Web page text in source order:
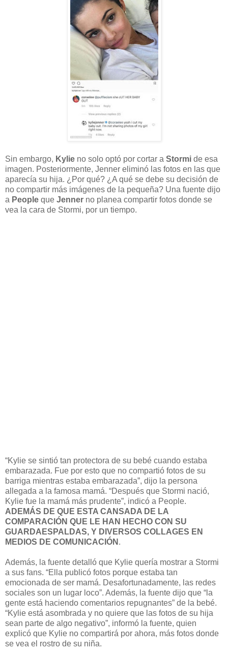
Sin embargo, Kylie no solo optó por cortar a Stormi de esa
imagen. Posteriormente, Jenner eliminó las fotos en las que
aparecía su hija. ¿Por qué? ¿A qué se debe su decisión de
no compartir más imágenes de la pequeña? Una fuente dijo
a People que Jenner no planea compartir fotos donde se
vea la cara de Stormi, por un tiempo.
“Kylie se sintió tan protectora de su bebé cuando estaba
embarazada. Fue por esto que no compartió fotos de su
barriga mientras estaba embarazada”, dijo la persona
allegada a la famosa mamá. “Después que Stormi nació,
Kylie fue la mamá más prudente”, indicó a People.
ADEMÁS DE QUE ESTA CANSADA DE LA
COMPARACIÓN QUE LE HAN HECHO CON SU
GUARDAESPALDAS, Y DIVERSOS COLLAGES EN
MEDIOS DE COMUNICACIÓN .
Además, la fuente detalló que Kylie quería mostrar a Stormi
a sus fans. “Ella publicó fotos porque estaba tan
emocionada de ser mamá. Desafortunadamente, las redes
sociales son un lugar loco”. Además, la fuente dijo que “la
gente está haciendo comentarios repugnantes” de la bebé.
“Kylie está asombrada y no quiere que las fotos de su hija
sean parte de algo negativo”, informó la fuente, quien
explicó que Kylie no compartirá por ahora, más fotos donde
se vea el rostro de su niña.